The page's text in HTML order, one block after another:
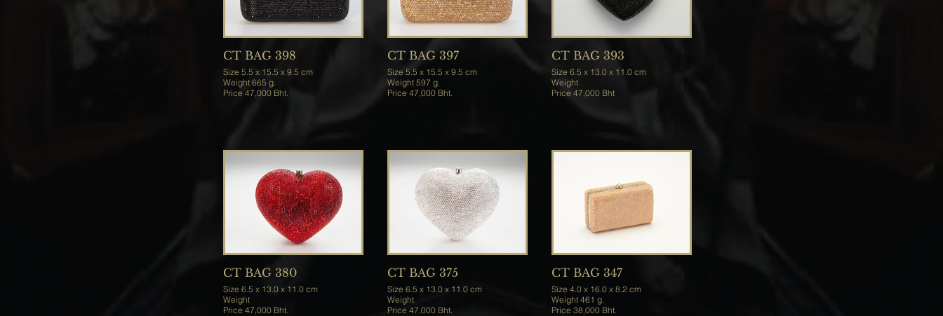
CT BAG 398
Size 5.5 x 15.5 x 9.5 cm
Weight 665 g.
Price 47,000 Bht.
CT BAG 397
Size 5.5 x 15.5 x 9.5 cm
Weight 597 g.
Price 47,000 Bht.
CT BAG 393
Size 6.5 x 13.0 x 11.0 cm
Weight
Price 47,000 Bht
CT BAG 380
Size 6.5 x 13.0 x 11.0 cm
Weight
Price 47,000 Bht.
CT BAG 375
Size 6.5 x 13.0 x 11.0 cm
Weight
Price 47,000 Bht.
CT BAG 347
Size 4.0 x 16.0 x 8.2 cm
Weight 461 g.
Price 38,000 Bht.